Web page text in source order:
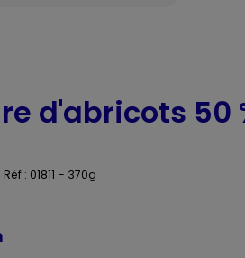
d'abricots 50
Réf : 01811 - 370g